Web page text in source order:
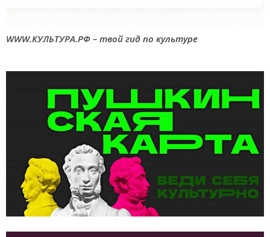
WWW.КУЛЬТУРА.РФ – твой гид по культуре